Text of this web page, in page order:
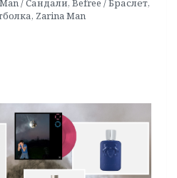
/ Сандали, Befree / Браслет,
Zarina Man